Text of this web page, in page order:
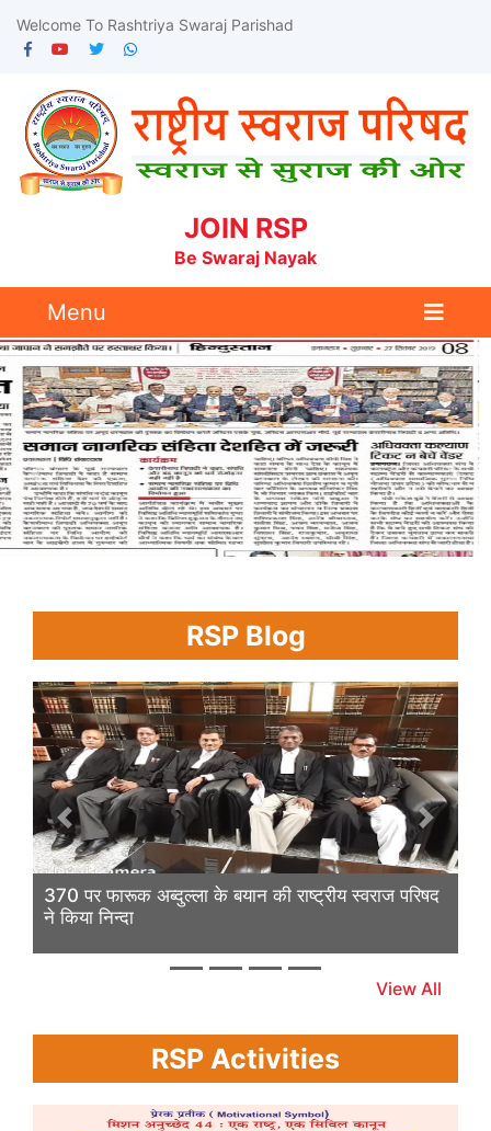
Welcome To Rashtriya Swaraj Parishad
JOIN RSP
Be Swaraj Nayak
Menu
Previous Next
RSP Blog
370 पर फारूक अब्दुल्ला के बयान की राष्ट्रीय स्वराज परिषद
ने किया निन्दा
Previous Next
View All
RSP Activities